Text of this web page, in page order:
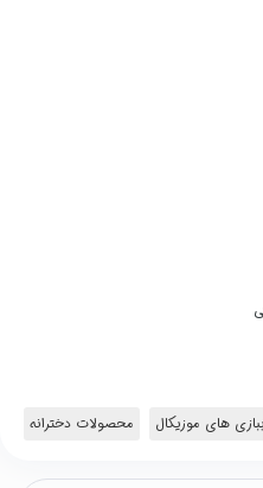
های موزیکال محصولات دخترانه